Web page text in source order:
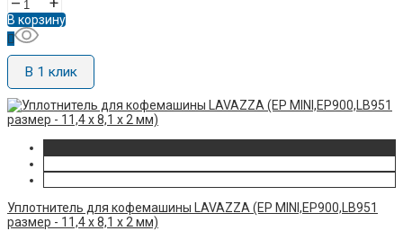
В корзину
В 1 клик
Уплотнитель для кофемашины LAVAZZA (EP MINI,EP900,LB951
размер - 11,4 х 8,1 х 2 мм)